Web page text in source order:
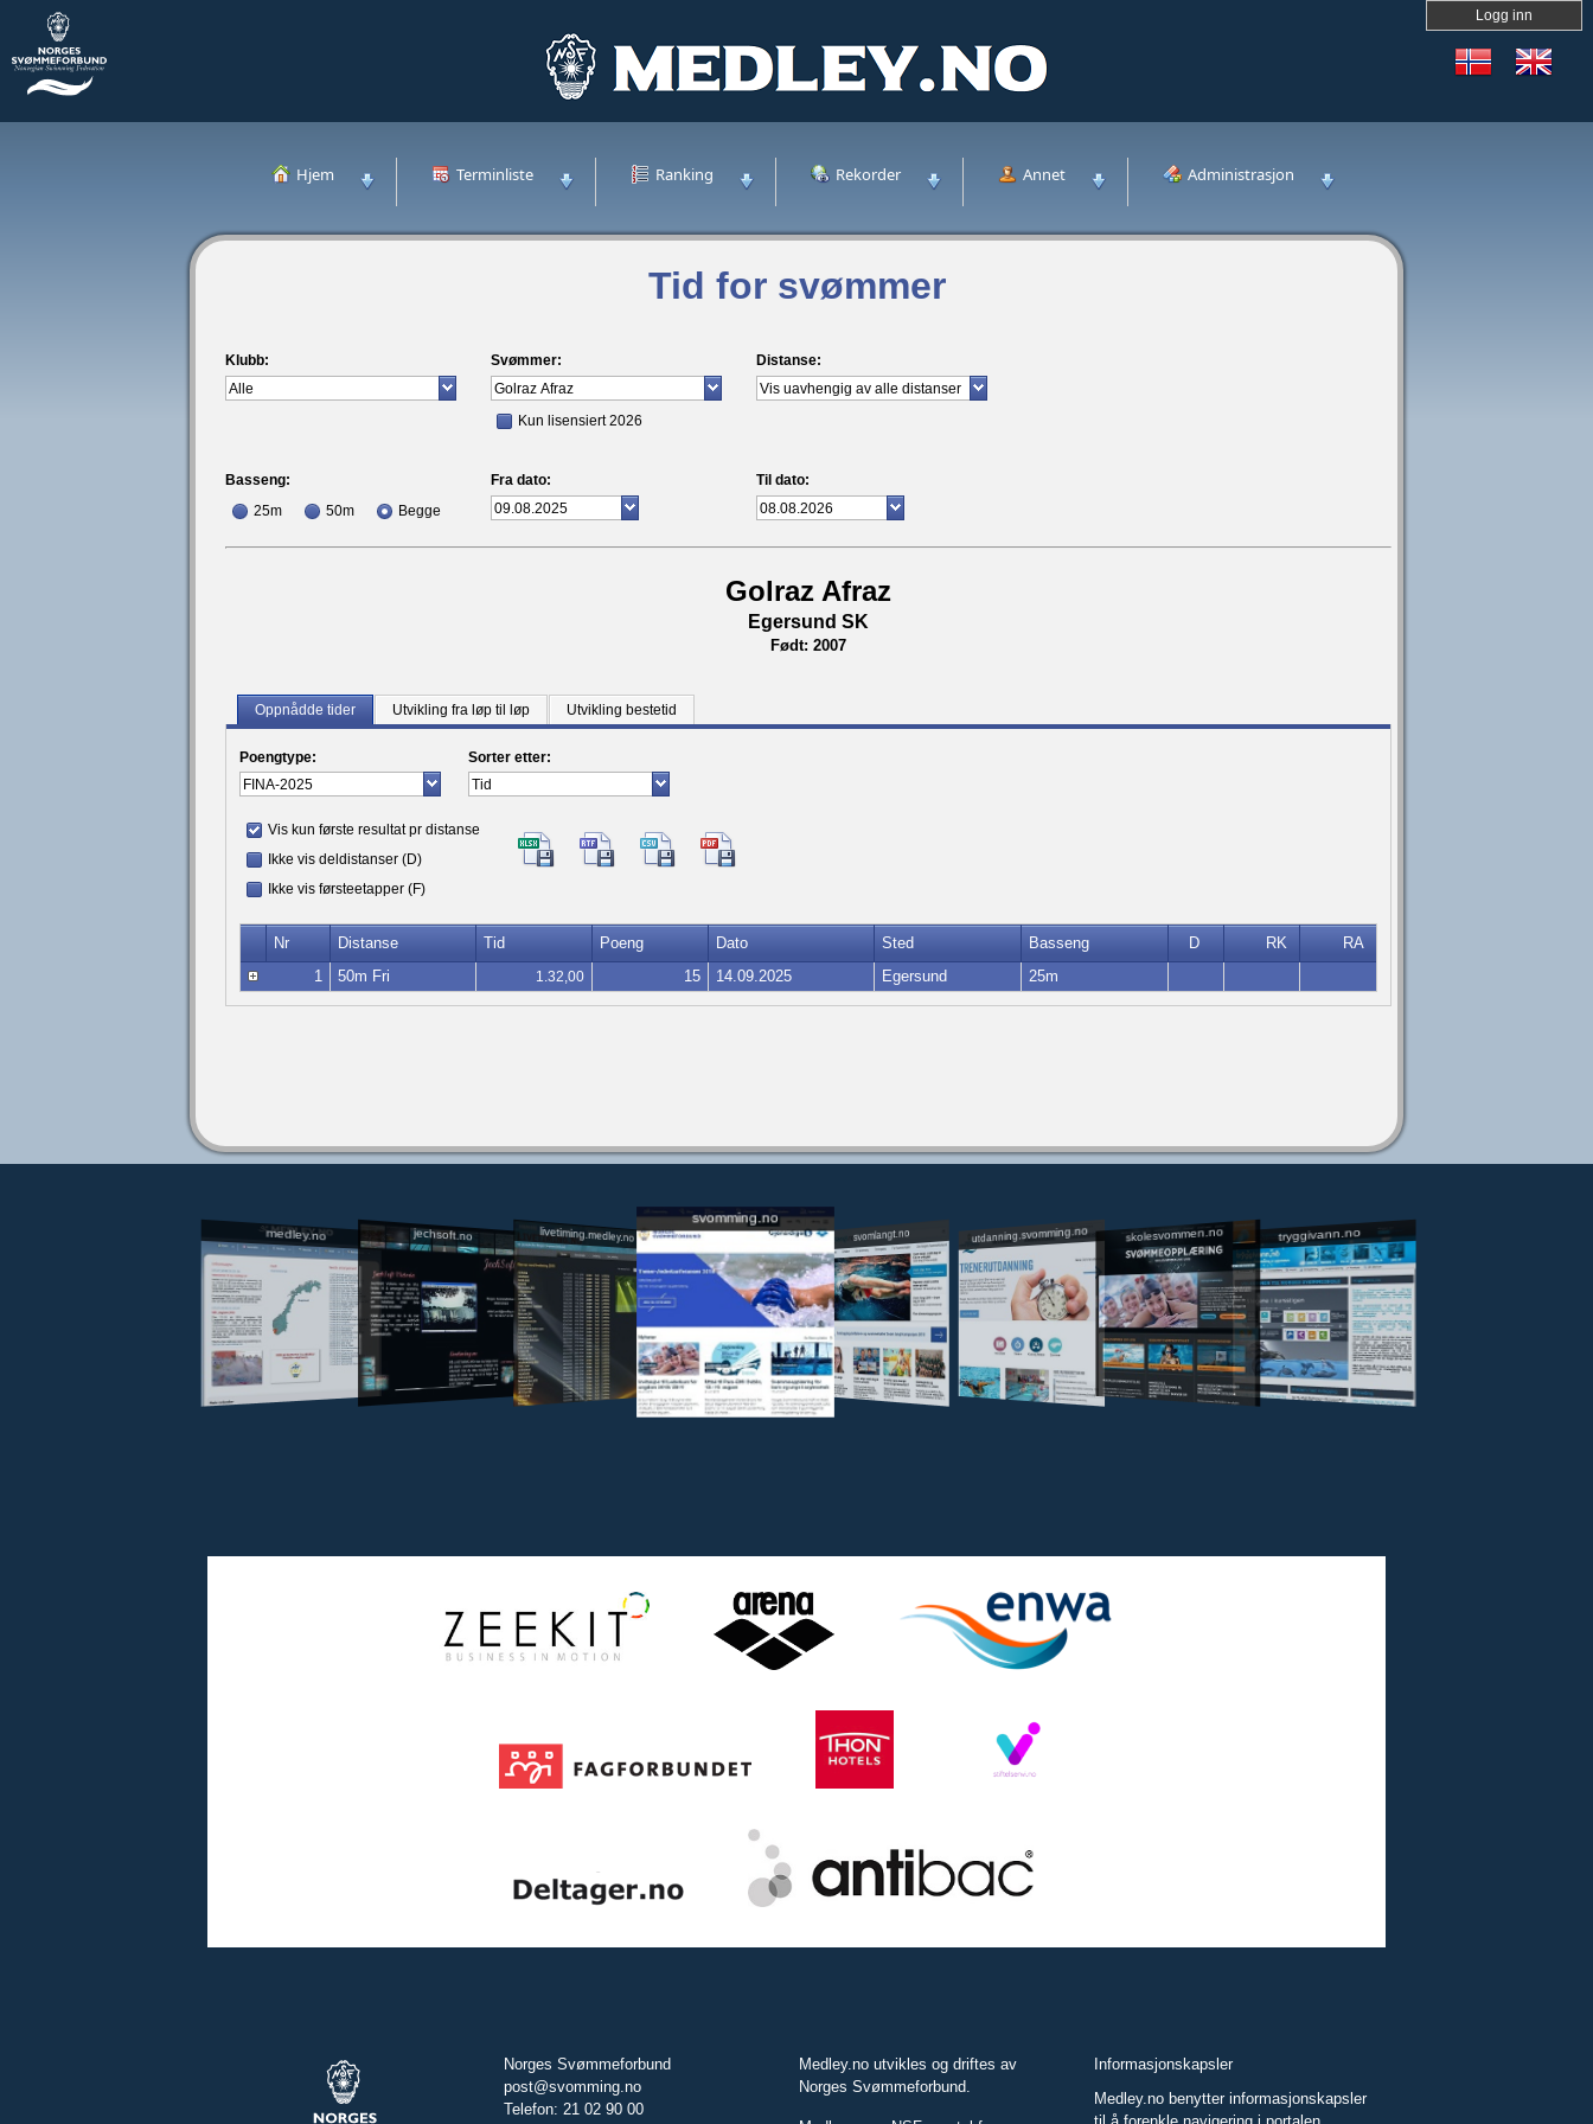
Logg inn
Hjem Terminliste Ranking Rekorder Annet Administrasjon
Tid for svømmer
Klubb: Svømmer:
Kun lisensiert 2026
Distanse:
Basseng:
25m
50m Begge
Fra dato: Til dato:
Golraz Afraz
Egersund SK
Født: 2007
Oppnådde tider Utvikling fra løp til løp Utvikling bestetid
Poengtype: Sorter etter:
Vis kun første resultat pr distanse
Ikke vis deldistanser (D)
Ikke vis førsteetapper (F)
Nr Distanse Tid Poeng Dato Sted Basseng D RK
RA
1
50m Fri 1.32,00 15 14.09.2025 Egersund 25m
medley.no jechsoft.no livetiming.medley.no
svomming.no
svomlangt.no utdanning.svomming.no skolesvommen.no tryggivann.no
Norges Svømmeforbund
post@svomming.no
Telefon: 21 02 90 00
Medley.no utvikles og driftes av
Norges Svømmeforbund.
Informasjonskapsler
Medley.no benytter informasjonskapsler